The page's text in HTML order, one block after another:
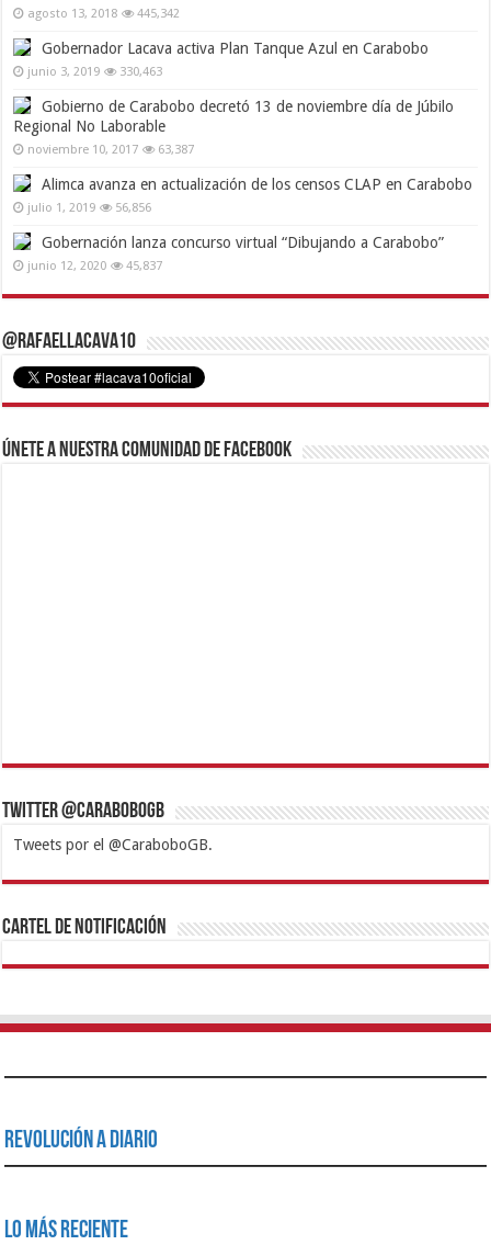
agosto 13, 2018 445,342
Gobernador Lacava activa Plan Tanque Azul en Carabobo
junio 3, 2019 330,463
Gobierno de Carabobo decretó 13 de noviembre día de Júbilo
Regional No Laborable
noviembre 10, 2017 63,387
Alimca avanza en actualización de los censos CLAP en Carabobo
julio 1, 2019 56,856
Gobernación lanza concurso virtual “Dibujando a Carabobo”
junio 12, 2020 45,837
@RafaelLacava10
Únete a nuestra comunidad de Facebook
Twitter @CaraboboGB
Tweets por el @CaraboboGB.
1xbetBetturkeyBetistKralbetSupertotobetTipobetMatadorbetMariobet
https://mvbcasino.com/
Cartel de Notificación
Revolución a Diario
Lo Más Reciente